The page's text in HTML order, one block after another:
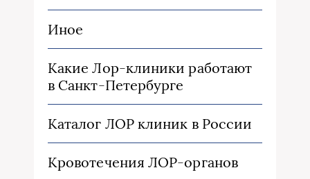
Иное
Какие Лор-клиники работают
в Санкт-Петербурге
Каталог ЛОР клиник в России
Кровотечения ЛОР-органов